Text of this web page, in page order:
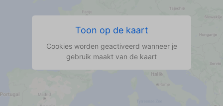
Toon op de kaart
Cookies worden geactiveerd wanneer je
gebruik maakt van de kaart